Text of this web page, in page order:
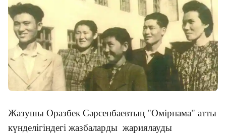
Жазушы Оразбек Сәрсенбаевтың "Өмірнама" атты
күнделігіндегі жазбаларды жариялауды